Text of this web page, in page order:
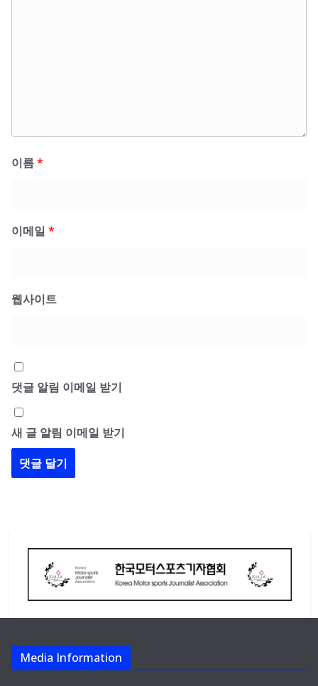
이름*
이메일 *
웹사이트
댓글 알림 이메일 받기
새 글 알림 이메일 받기
Media Information